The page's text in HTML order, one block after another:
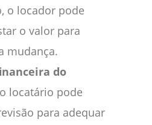
o locador pode
o valor para
mudança.
do
locatário pode
para adequar